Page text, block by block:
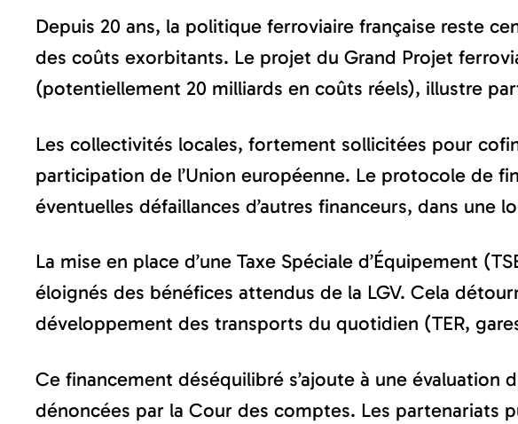
Depuis 20 ans, la politique ferroviaire française reste
des coûts exorbitants. Le projet du Grand Projet
(potentiellement 20 milliards en coûts réels), illustre
Les collectivités locales, fortement sollicitées pour
participation de l’Union européenne. Le protocole de
éventuelles défaillances d’autres financeurs, dans une
La mise en place d’une Taxe Spéciale d’Équipement
éloignés des bénéfices attendus de la LGV. Cela
développement des transports du quotidien (TER,
Ce financement déséquilibré s’ajoute à une
dénoncées par la Cour des comptes. Les partenariats